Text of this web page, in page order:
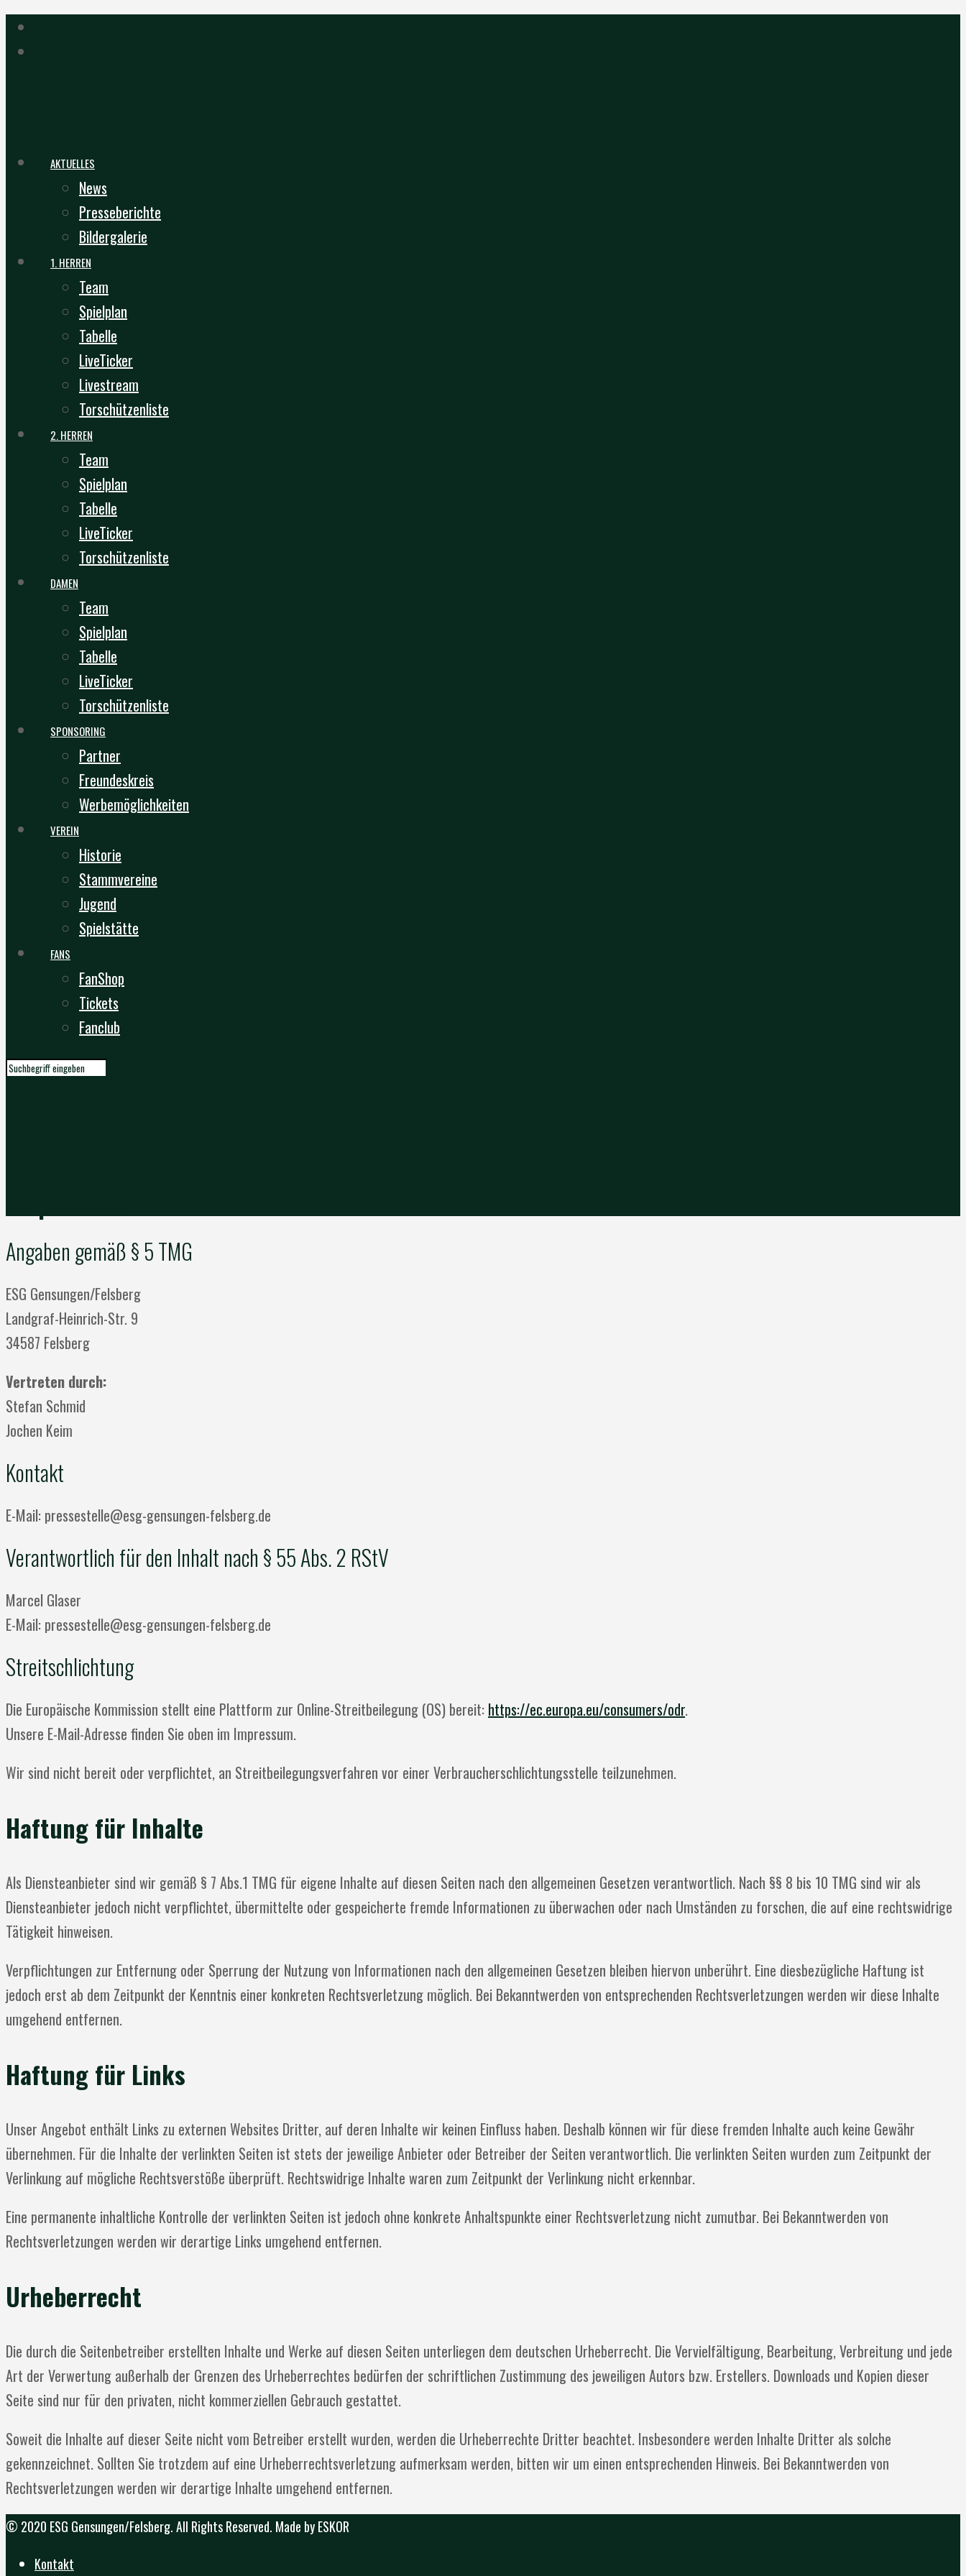
AKTUELLES
News
Presseberichte
Bildergalerie
1. HERREN
Team
Spielplan
Tabelle
LiveTicker
Livestream
Torschützenliste
2. HERREN
Team
Spielplan
Tabelle
LiveTicker
Torschützenliste
DAMEN
Team
Spielplan
Tabelle
LiveTicker
Torschützenliste
SPONSORING
Partner
Freundeskreis
Werbemöglichkeiten
VEREIN
Historie
Stammvereine
Jugend
Spielstätte
FANS
FanShop
Tickets
Fanclub
Angaben gemäß § 5 TMG
ESG Gensungen/Felsberg
Landgraf-Heinrich-Str. 9
34587 Felsberg
Vertreten durch:
Stefan Schmid
Jochen Keim
Kontakt
E-Mail: pressestelle@esg-gensungen-felsberg.de
Verantwortlich für den Inhalt nach § 55 Abs. 2 RStV
Marcel Glaser
E-Mail: pressestelle@esg-gensungen-felsberg.de
Streitschlichtung
Die Europäische Kommission stellt eine Plattform zur Online-Streitbeilegung (OS) bereit: https://ec.europa.eu/consumers/odr.
Unsere E-Mail-Adresse finden Sie oben im Impressum.
Wir sind nicht bereit oder verpflichtet, an Streitbeilegungsverfahren vor einer Verbraucherschlichtungsstelle teilzunehmen.
Haftung für Inhalte
Als Diensteanbieter sind wir gemäß § 7 Abs.1 TMG für eigene Inhalte auf diesen Seiten nach den allgemeinen Gesetzen verantwortlich. Nach §§ 8 bis 10 TMG sind wir als
Diensteanbieter jedoch nicht verpflichtet, übermittelte oder gespeicherte fremde Informationen zu überwachen oder nach Umständen zu forschen, die auf eine rechtswidrige
Tätigkeit hinweisen.
Verpflichtungen zur Entfernung oder Sperrung der Nutzung von Informationen nach den allgemeinen Gesetzen bleiben hiervon unberührt. Eine diesbezügliche Haftung ist
jedoch erst ab dem Zeitpunkt der Kenntnis einer konkreten Rechtsverletzung möglich. Bei Bekanntwerden von entsprechenden Rechtsverletzungen werden wir diese Inhalte
umgehend entfernen.
Haftung für Links
Unser Angebot enthält Links zu externen Websites Dritter, auf deren Inhalte wir keinen Einfluss haben. Deshalb können wir für diese fremden Inhalte auch keine Gewähr
übernehmen. Für die Inhalte der verlinkten Seiten ist stets der jeweilige Anbieter oder Betreiber der Seiten verantwortlich. Die verlinkten Seiten wurden zum Zeitpunkt der
Verlinkung auf mögliche Rechtsverstöße überprüft. Rechtswidrige Inhalte waren zum Zeitpunkt der Verlinkung nicht erkennbar.
Eine permanente inhaltliche Kontrolle der verlinkten Seiten ist jedoch ohne konkrete Anhaltspunkte einer Rechtsverletzung nicht zumutbar. Bei Bekanntwerden von
Rechtsverletzungen werden wir derartige Links umgehend entfernen.
Urheberrecht
Die durch die Seitenbetreiber erstellten Inhalte und Werke auf diesen Seiten unterliegen dem deutschen Urheberrecht. Die Vervielfältigung, Bearbeitung, Verbreitung und jede
Art der Verwertung außerhalb der Grenzen des Urheberrechtes bedürfen der schriftlichen Zustimmung des jeweiligen Autors bzw. Erstellers. Downloads und Kopien dieser
Seite sind nur für den privaten, nicht kommerziellen Gebrauch gestattet.
Soweit die Inhalte auf dieser Seite nicht vom Betreiber erstellt wurden, werden die Urheberrechte Dritter beachtet. Insbesondere werden Inhalte Dritter als solche
gekennzeichnet. Sollten Sie trotzdem auf eine Urheberrechtsverletzung aufmerksam werden, bitten wir um einen entsprechenden Hinweis. Bei Bekanntwerden von
Rechtsverletzungen werden wir derartige Inhalte umgehend entfernen.
© 2020 ESG Gensungen/Felsberg. All Rights Reserved. Made by ESKOR
Kontakt